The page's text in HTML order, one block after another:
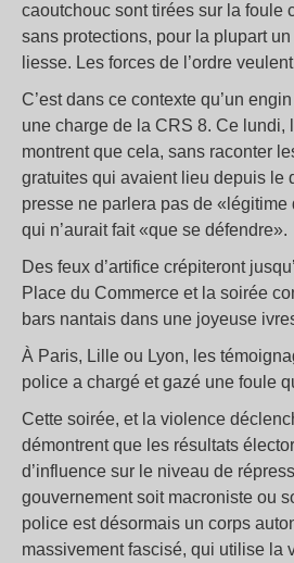
caoutchouc sont tirées sur la foule
sans protections, pour la plupart
liesse. Les forces de l’ordre
C’est dans ce contexte qu’un
une charge de la CRS 8. Ce lundi,
montrent que cela, sans raconter
gratuites qui avaient lieu depuis le
presse ne parlera pas de «légitime
qui n’aurait fait «que se défendre».
Des feux d’artifice crépiteront
Place du Commerce et la soirée
bars nantais dans une joyeuse
À Paris, Lille ou Lyon, les
police a chargé et gazé une foule
Cette soirée, et la violence
démontrent que les résultats
d’influence sur le niveau de
gouvernement soit macroniste ou
police est désormais un corps
massivement fascisé, qui utilise la